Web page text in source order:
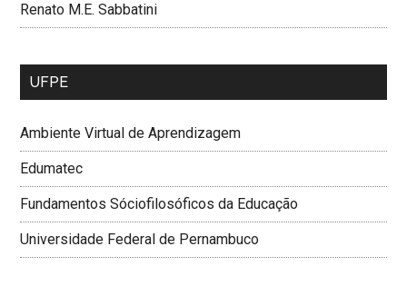
Renato M.E. Sabbatini
UFPE
Ambiente Virtual de Aprendizagem
Edumatec
Fundamentos Sóciofilosóficos da Educação
Universidade Federal de Pernambuco